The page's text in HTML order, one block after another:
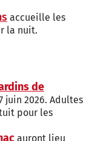
accueille les
la nuit.
de
juin 2026. Adultes
pour les
auront lieu